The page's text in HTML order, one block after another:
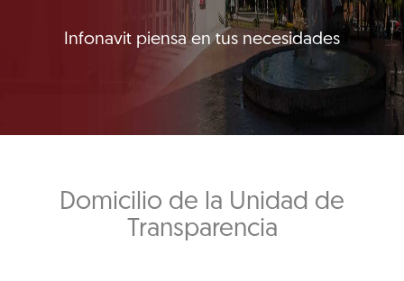
Infonavit piensa en tus necesidades
Domicilio de la Unidad de
Transparencia